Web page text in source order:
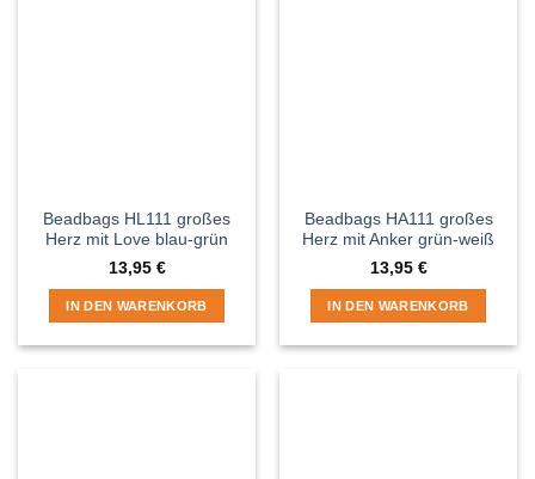
Beadbags HL111 großes
Herz mit Love blau-grün
13,95 €
IN DEN WARENKORB
Beadbags HA111 großes
Herz mit Anker grün-weiß
13,95 €
IN DEN WARENKORB